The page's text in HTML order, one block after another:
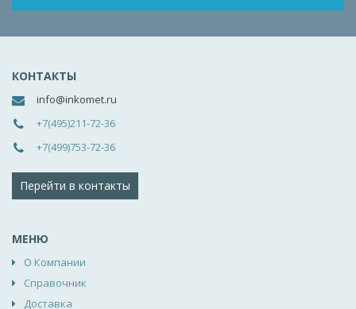
КОНТАКТЫ
info@inkomet.ru
+7(495)211-72-36
+7(499)753-72-36
Перейти в контакты
МЕНЮ
О Компании
Справочник
Доставка